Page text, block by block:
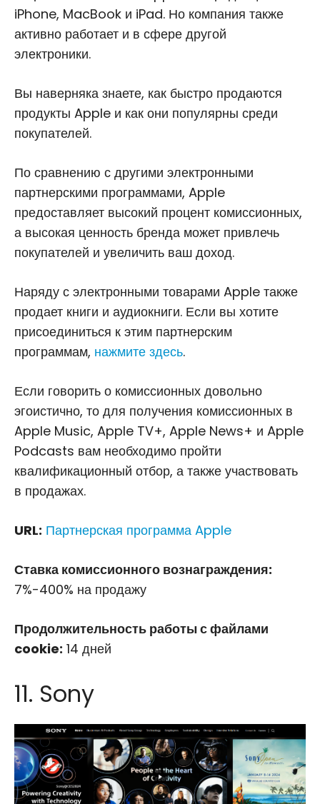
iPhone, MacBook и iPad. Но компания также
активно работает и в сфере другой
электроники.
Вы наверняка знаете, как быстро продаются
продукты Apple и как они популярны среди
покупателей.
По сравнению с другими электронными
партнерскими программами, Apple
предоставляет высокий процент комиссионных,
а высокая ценность бренда может привлечь
покупателей и увеличить ваш доход.
Наряду с электронными товарами Apple также
продает книги и аудиокниги. Если вы хотите
присоединиться к этим партнерским
программам, нажмите здесь.
Если говорить о комиссионных довольно
эгоистично, то для получения комиссионных в
Apple Music, Apple TV+, Apple News+ и Apple
Podcasts вам необходимо пройти
квалификационный отбор, а также участвовать
в продажах.
URL: Партнерская программа Apple
Ставка комиссионного вознаграждения:
7%-400% на продажу
Продолжительность работы с файлами
cookie: 14 дней
11. Sony